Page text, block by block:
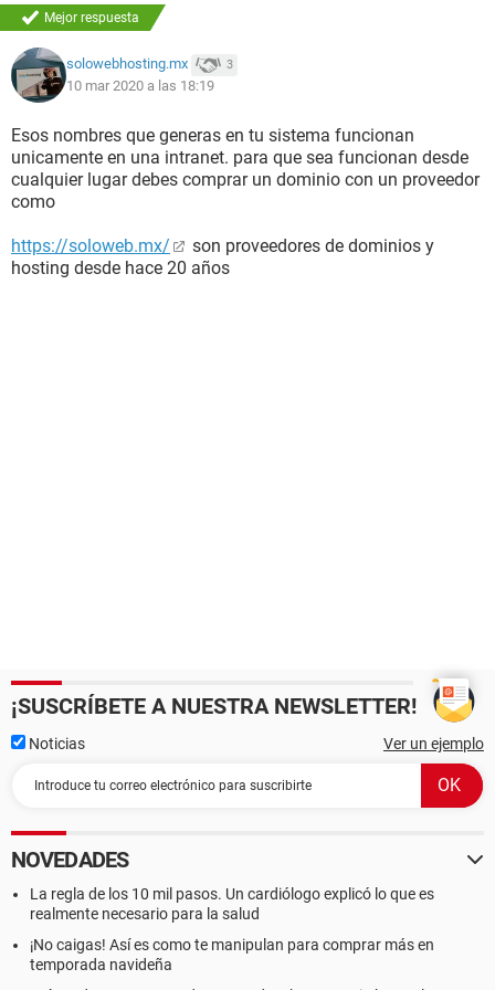
Mejor respuesta
solowebhosting.mx 3
10 mar 2020 a las 18:19
Esos nombres que generas en tu sistema funcionan
unicamente en una intranet. para que sea funcionan desde
cualquier lugar debes comprar un dominio con un proveedor
como
https://soloweb.mx/
son proveedores de dominios y
hosting desde hace 20 años
¡SUSCRÍBETE A NUESTRA NEWSLETTER!
Noticias Ver un ejemplo
NOVEDADES
La regla de los 10 mil pasos. Un cardiólogo explicó lo que es
realmente necesario para la salud
¡No caigas! Así es como te manipulan para comprar más en
temporada navideña